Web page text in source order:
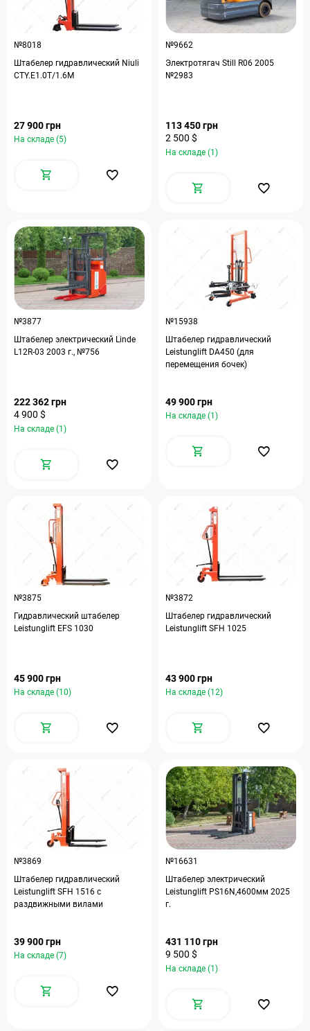
№8018
Штабелер гидравлический Niuli
CTY.E1.0T/1.6M
27 900 грн
На складе (5)
№9662
Электротягач Still R06 2005
№2983
113 450 грн
2 500 $
На складе (1)
№3877
Штабелер электрический Linde
L12R-03 2003 г., №756
222 362 грн
4 900 $
На складе (1)
№15938
Штабелер гидравлический
Leistunglift DA450 (для
перемещения бочек)
49 900 грн
На складе (1)
№3875
Гидравлический штабелер
Leistunglift EFS 1030
45 900 грн
На складе (10)
№3872
Штабелер гидравлический
Leistunglift SFH 1025
43 900 грн
На складе (12)
№3869
Штабелер гидравлический
Leistunglift SFH 1516 с
раздвижными вилами
39 900 грн
На складе (7)
№16631
Штабелер электрический
Leistunglift PS16N,4600мм 2025
г.
431 110 грн
9 500 $
На складе (1)